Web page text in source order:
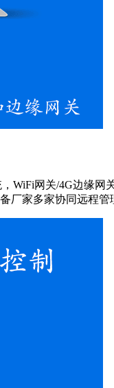
WiFi网关/4G边缘网
厂家多家协同远程管